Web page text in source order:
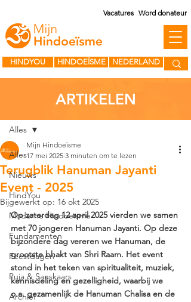
HINDOEÏSME
HINDYOU NEDERLAND
Vacatures Word donateur
Alles
Nieuws
HindYou
Moderne Hindoeïsme
Fundamenten
Feestdagen
Puja & Sanskaars
Archief
Alles
Terugblik Hanuman Jayanti
Event - 2025
Mijn Hindoeïsme
17 mei 2025 3 minuten om te lezen
Bijgewerkt op: 16 okt 2025
Op zaterdag 12 april 2025 vierden we samen
met 70 jongeren Hanuman Jayanti. Op deze
bijzondere dag vereren we Hanuman, de
grootste bhakt van Shri Raam. Het event
stond in het teken van spiritualiteit, muziek,
kennisdeling en gezelligheid, waarbij we
o.a. gezamenlijk de Hanuman Chalisa en de
ARTIKELEN